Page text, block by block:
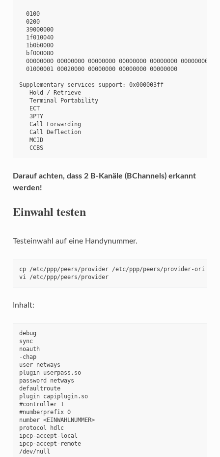
  0100
  0200
  39000000
  1f010040
  1b0b0000
  bf000080
  00000000 00000000 00000000 00000000 00000000 00000000
  01000001 00020000 00000000 00000000 00000000
Supplementary services support: 0x000003ff
   Hold / Retrieve
   Terminal Portability
   ECT
   3PTY
   Call Forwarding
   Call Deflection
   MCID
   CCBS
Darauf achten, dass 2 B-Kanäle (BChannels) erkannt
werden!
Einwahl testen
Testeinwahl auf eine Handynummer.
cp /etc/ppp/peers/provider /etc/ppp/peers/provider-ori
vi /etc/ppp/peers/provider
Inhalt:
debug
sync
noauth
-chap
user netways
plugin userpass.so
password netways
defaultroute
plugin capiplugin.so
#controller 1
#numberprefix 0
number <EINWAHLNUMMER>
protocol hdlc
ipcp-accept-local
ipcp-accept-remote
/dev/null